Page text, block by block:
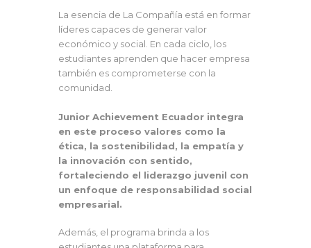
La esencia de La Compañía está en formar
líderes capaces de generar valor
económico y social. En cada ciclo, los
estudiantes aprenden que hacer empresa
también es comprometerse con la
comunidad.
Junior Achievement Ecuador integra
en este proceso valores como la
ética, la sostenibilidad, la empatía y
la innovación con sentido,
fortaleciendo el liderazgo juvenil con
un enfoque de responsabilidad social
empresarial.
Además, el programa brinda a los